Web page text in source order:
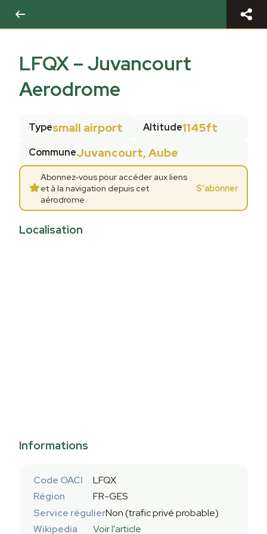
LFQX–Juvancourt
Aerodrome
Typesmall airport Altitude1145ft
CommuneJuvancourt, Aube
Abonnez-vous pour accéder aux liens
et à la navigation depuis cet
aérodrome.
S'abonner
Localisation
Informations
Code OACI
LFQX
Région
FR-GES
Service régulierNon (trafic privé probable)
Wikipedia
Voir l'article